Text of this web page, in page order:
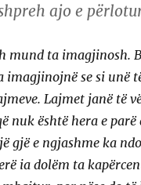
ajo e
mund ta imagjinosh.
imagjinojnë se si unë
Lajmet janë të
nuk është hera e parë
gjë e ngjashme ka
ia dolëm ta